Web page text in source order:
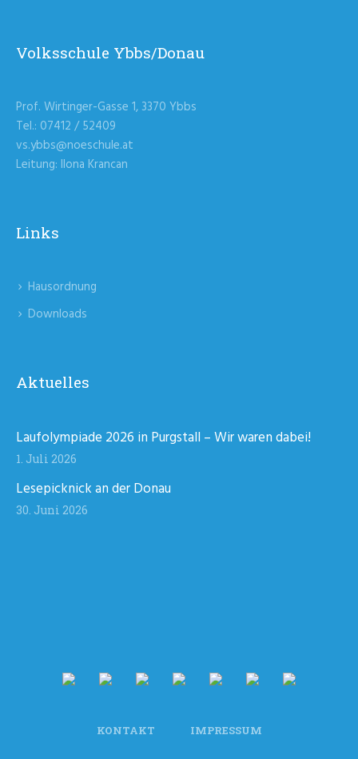
Volksschule Ybbs/Donau
Prof. Wirtinger-Gasse 1, 3370 Ybbs
Tel.: 07412 / 52409
vs.ybbs@noeschule.at
Leitung: Ilona Krancan
Links
Hausordnung
Downloads
Aktuelles
Laufolympiade 2026 in Purgstall – Wir waren dabei!
1. Juli 2026
Lesepicknick an der Donau
30. Juni 2026
KONTAKT IMPRESSUM